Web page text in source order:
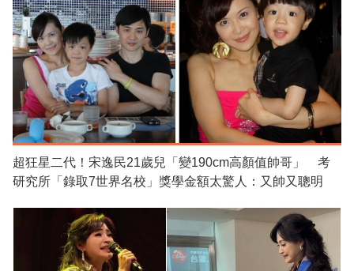
超狂星二代！宋逸民21歲兒「變190cm高顏值帥哥」 考
研究所「錄取7世界名校」獎學金額太驚人：又帥又聰明